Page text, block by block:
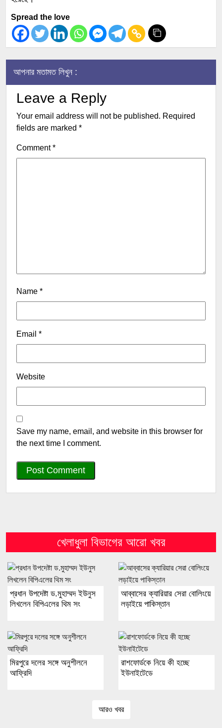
Spread the love
আপনার মতামত লিখুন :
Leave a Reply
Your email address will not be published. Required
fields are marked *
Comment*
Name *
Email *
Website
Save my name, email, and website in this browser for
the next time I comment.
খেলাধুলা বিভাগের আরো খবর
প্রধান উপদেষ্টা ড.মুহাম্মদ ইউনুস
লিখলেন বিপিএলের থিম সং
আব্বাসের ক্যারিয়ার সেরা বোলিংয়ে
লড়াইয়ে পাকিস্তান
মিরপুরে দলের সঙ্গে অনুশীলনে
আফ্রিদি
রাশফোর্ডকে নিয়ে কী হচ্ছে
ইউনাইটেডে
আরও খবর